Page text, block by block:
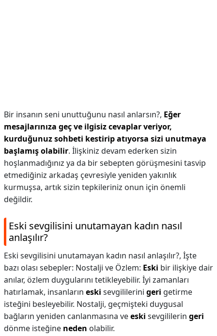
Bir insanın seni unuttuğunu nasıl anlarsın?, Eğer
mesajlarınıza geç ve ilgisiz cevaplar veriyor,
kurduğunuz sohbeti kestirip atıyorsa sizi unutmaya
başlamış olabilir. İlişkiniz devam ederken sizin
hoşlanmadığınız ya da bir sebepten görüşmesini tasvip
etmediğiniz arkadaş çevresiyle yeniden yakınlık
kurmuşsa, artık sizin tepkileriniz onun için önemli
değildir.
Eski sevgilisini unutamayan kadın nasıl
anlaşılır?
Eski sevgilisini unutamayan kadın nasıl anlaşılır?, İşte
bazı olası sebepler: Nostalji ve Özlem: Eski bir ilişkiye dair
anılar, özlem duygularını tetikleyebilir. İyi zamanları
hatırlamak, insanların eski sevgililerini geri getirme
isteğini besleyebilir. Nostalji, geçmişteki duygusal
bağların yeniden canlanmasına veeski sevgililerin geri
dönme isteğine neden olabilir.